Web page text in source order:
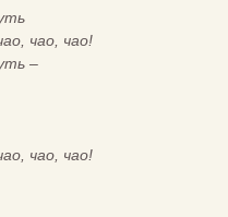
чао, чао!
–
чао, чао!